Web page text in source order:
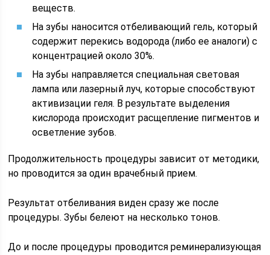
веществ.
На зубы наносится отбеливающий гель, который
содержит перекись водорода (либо ее аналоги) с
концентрацией около 30%.
На зубы направляется специальная световая
лампа или лазерный луч, которые способствуют
активизации геля. В результате выделения
кислорода происходит расщепление пигментов и
осветление зубов.
Продолжительность процедуры зависит от методики,
но проводится за один врачебный прием.
Результат отбеливания виден сразу же после
процедуры. Зубы белеют на несколько тонов.
До и после процедуры проводится реминерализующая